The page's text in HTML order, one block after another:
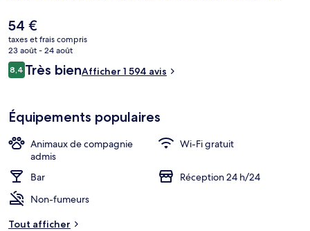
trouverez aussi des sites comme Musée polaire et Cathédrale
arctique. Le personnel attentionné et l'emplacement remportent un
franc succès auprès des autres voyageurs.
Le
prix
actuel
est
de
54 €
taxes et frais compris
23 août - 24 août
Avis
voyageurs
8,48,4 sur 10
Très bienAfficher 1 594 avis
Équipements populaires
Animaux de compagnie
admis
Wi-Fi gratuit
Bar
Réception 24 h/24
Non-fumeurs
Tout afficher